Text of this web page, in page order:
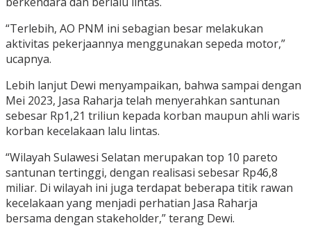
“Terlebih, AO PNM ini sebagian besar melakukan
aktivitas pekerjaannya menggunakan sepeda motor,”
ucapnya.
Lebih lanjut Dewi menyampaikan, bahwa sampai dengan
Mei 2023, Jasa Raharja telah menyerahkan santunan
sebesar Rp1,21 triliun kepada korban maupun ahli waris
korban kecelakaan lalu lintas.
“Wilayah Sulawesi Selatan merupakan top 10 pareto
santunan tertinggi, dengan realisasi sebesar Rp46,8
miliar. Di wilayah ini juga terdapat beberapa titik rawan
kecelakaan yang menjadi perhatian Jasa Raharja
bersama dengan stakeholder,” terang Dewi.